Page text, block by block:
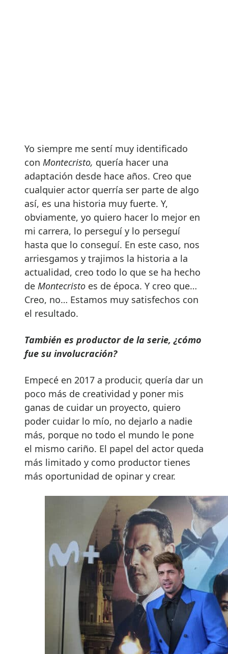
Yo siempre me sentí muy identificado
con Montecristo, quería hacer una
adaptación desde hace años. Creo que
cualquier actor querría ser parte de algo
así, es una historia muy fuerte. Y,
obviamente, yo quiero hacer lo mejor en
mi carrera, lo perseguí y lo perseguí
hasta que lo conseguí. En este caso, nos
arriesgamos y trajimos la historia a la
actualidad, creo todo lo que se ha hecho
de Montecristo es de época. Y creo que…
Creo, no… Estamos muy satisfechos con
el resultado.
También es productor de la serie, ¿cómo
fue su involucración?
Empecé en 2017 a producir, quería dar un
poco más de creatividad y poner mis
ganas de cuidar un proyecto, quiero
poder cuidar lo mío, no dejarlo a nadie
más, porque no todo el mundo le pone
el mismo cariño. El papel del actor queda
más limitado y como productor tienes
más oportunidad de opinar y crear.